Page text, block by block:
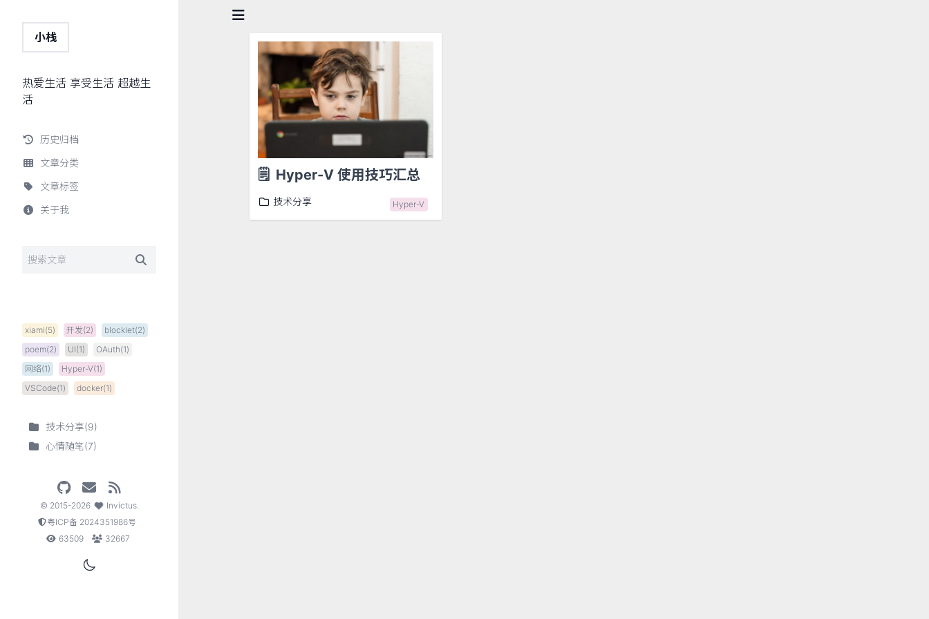
小栈
热爱生活 享受生活 超越生
活
历史归档
文章分类
文章标签
关于我
xiami(5) 开发(2)
blocklet(2)
poem(2)
UI(1)
OAuth(1)
网络(1)
Hyper-V(1)
VSCode(1)
docker(1)
技术分享(9)
心情随笔(7)
© 2015-2026 Invictus.
粤ICP备 2024351986号
63509
32667
🗒️ Hyper-V 使用技巧汇总
技术分享 Hyper-V